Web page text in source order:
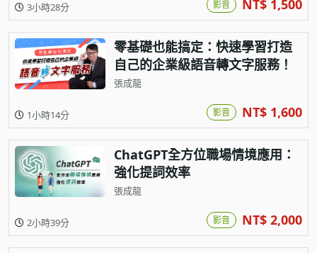
3小時28分 影音 NT$ 1,500
零基礎也能搞定：快速學習打造
自己的企業級語音轉文字服務！
張成龍
1小時14分 影音 NT$ 1,600
ChatGPT全方位職場情境應用：
強化提詞效率
張成龍
2小時39分 影音 NT$ 2,000